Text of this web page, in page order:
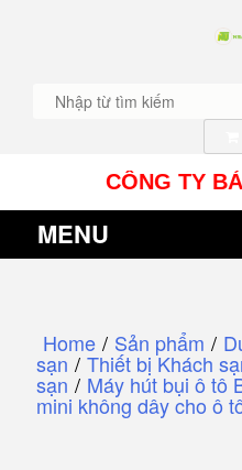
CÔNG TY
MENU
Home / Sản phẩm /
sạn / Thiết bị Khách
sạn / Máy hút bụi ô tô
mini không dây cho ô